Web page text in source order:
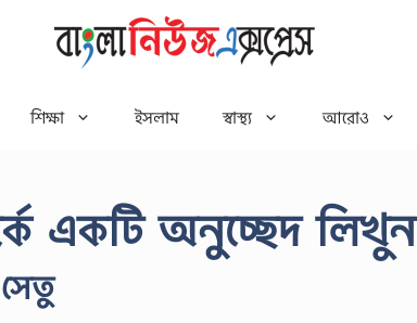
শিক্ষা ইসলাম স্বাস্থ্য আরোও
একটি অনুচ্ছেদ লিখুন